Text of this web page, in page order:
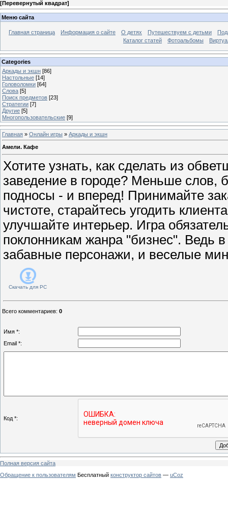
[Перевернутый квадрат]
Меню сайта
Главная страница Информация о сайте О детях Путешествуем с детьми
Каталог статей
Фотоальбомы
Categories
Аркады и экшн [86]
Настольные [14]
Головоломки [64]
Слова [5]
Поиск предметов [23]
Стратегии [7]
Другие [5]
Многопользовательские [9]
Главная » Онлайн игры » Аркады и экшн
Амели. Кафе
Хотите узнать, как сделать из
заведение в городе? Меньше слов,
подносы - и вперед! Принимайте
чистоте, старайтесь угодить
улучшайте интерьер. Игра
поклонникам жанра "бизнес". Ведь
забавные персонажи, и веселые
Скачать для PC
Всего комментариев: 0
Имя *:
Email *:
Код *:
Полная версия сайта
Обращение к пользователям Бесплатный конструктор сайтов — uCoz